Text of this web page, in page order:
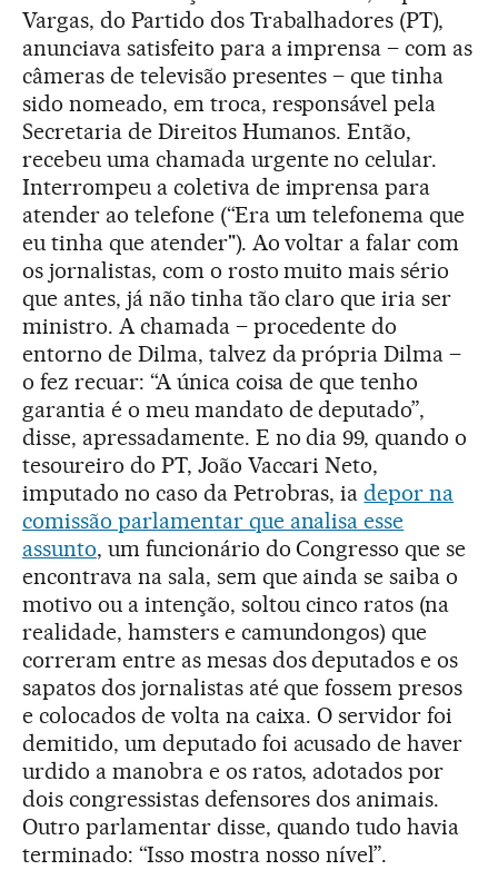
Vargas, do Partido dos Trabalhadores (PT),
anunciava satisfeito para a imprensa – com as
câmeras de televisão presentes – que tinha
sido nomeado, em troca, responsável pela
Secretaria de Direitos Humanos. Então,
recebeu uma chamada urgente no celular.
Interrompeu a coletiva de imprensa para
atender ao telefone (“Era um telefonema que
eu tinha que atender"). Ao voltar a falar com
os jornalistas, com o rosto muito mais sério
que antes, já não tinha tão claro que iria ser
ministro. A chamada – procedente do
entorno de Dilma, talvez da própria Dilma –
o fez recuar: “A única coisa de que tenho
garantia é o meu mandato de deputado”,
disse, apressadamente. E no dia 99, quando o
tesoureiro do PT, João Vaccari Neto,
imputado no caso da Petrobras, iadepor na
comissão parlamentar que analisa esse
assunto, um funcionário do Congresso que se
encontrava na sala, sem que ainda se saiba o
motivo ou a intenção, soltou cinco ratos (na
realidade, hamsters e camundongos) que
correram entre as mesas dos deputados e os
sapatos dos jornalistas até que fossem presos
e colocados de volta na caixa. O servidor foi
demitido, um deputado foi acusado de haver
urdido a manobra e os ratos, adotados por
dois congressistas defensores dos animais.
Outro parlamentar disse, quando tudo havia
terminado: “Isso mostra nosso nível”.